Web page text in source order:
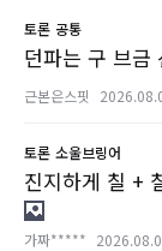
토론 공통
던파는 구 브금
근본은스핏
토론 소울브링어
진지하게 칠 +
가짜*****